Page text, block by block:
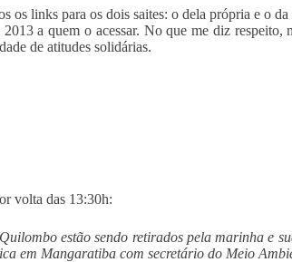
os links para os dois saites: o dela própria e o
a quem o acessar. No que me diz respeito,
de atitudes solidárias.
volta das 13:30h:
estão sendo retirados pela marinha e
em Mangaratiba com secretário do Meio